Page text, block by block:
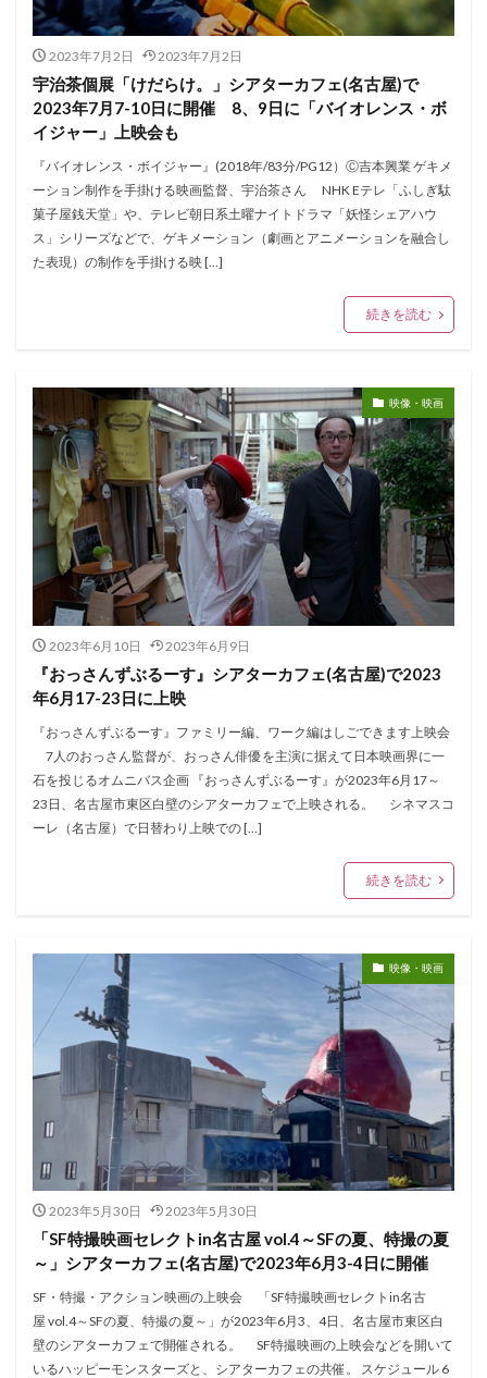
2023年7月2日 2023年7月2日
宇治茶個展「けだらけ。」シアターカフェ(名古屋)で
2023年7月7-10日に開催 8、9日に「バイオレンス・ボ
イジャー」上映会も
『バイオレンス・ボイジャー』(2018年/83分/PG12）Ⓒ吉本興業 ゲキメ
ーション制作を手掛ける映画監督、宇治茶さん NHK Eテレ「ふしぎ駄
菓子屋銭天堂」や、テレビ朝日系土曜ナイトドラマ「妖怪シェアハウ
ス」シリーズなどで、ゲキメーション（劇画とアニメーションを融合し
た表現）の制作を手掛ける映 […]
続きを読む
映像・映画
2023年6月10日 2023年6月9日
『おっさんずぶるーす』シアターカフェ(名古屋)で2023
年6月17-23日に上映
『おっさんずぶるーす』ファミリー編、ワーク編はしごできます上映会
7人のおっさん監督が、おっさん俳優を主演に据えて日本映画界に一
石を投じるオムニバス企画 『おっさんずぶるーす』が2023年6月17～
23日、名古屋市東区白壁のシアターカフェで上映される。 シネマスコ
ーレ（名古屋）で日替わり上映での […]
続きを読む
映像・映画
2023年5月30日 2023年5月30日
「SF特撮映画セレクトin名古屋 vol.4～SFの夏、特撮の夏
～」シアターカフェ(名古屋)で2023年6月3-4日に開催
SF・特撮・アクション映画の上映会 「SF特撮映画セレクトin名古
屋 vol.4～SFの夏、特撮の夏～」が2023年6月3、4日、名古屋市東区白
壁のシアターカフェで開催される。 SF特撮映画の上映会などを開いて
いるハッピーモンスターズと、シアターカフェの共催。 スケジュール 6